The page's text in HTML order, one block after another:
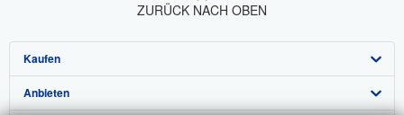
ZURÜCK NACH OBEN
Kaufen
Detailsuche
Anbieten